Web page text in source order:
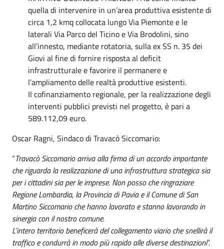
quella di intervenire in un’area produttiva esistente di
circa 1,2 kmq collocata lungo Via Piemonte e le
laterali Via Parco del Ticino e Via Brodolini, sino
all’innesto, mediante rotatoria, sulla ex SS n. 35 dei
Giovi al fine di fornire risposta al deficit
infrastrutturale e favorire il permanere e
l’ampliamento delle realtà produttive esistenti.
Il cofinanziamento regionale, per la realizzazione degli
interventi pubblici previsti nel progetto, è pari a
589.112,09 euro.
Oscar Ragni, Sindaco di Travacò Siccomario:
“Travacò Siccomario arriva alla firma di un accordo importante
che riguarda la realizzazione di una infrastruttura strategica sia
per i cittadini sia per le imprese. Non posso che ringraziare
Regione Lombardia, la Provincia di Pavia e il Comune di San
Martino Siccomario che hanno lavorato e stanno lavorando in
sinergia con il nostro comune.
L’intero territorio beneficerà del collegamento viario che snellirà il
traffico e condurrà in modo più rapido alle diverse destinazioni”.